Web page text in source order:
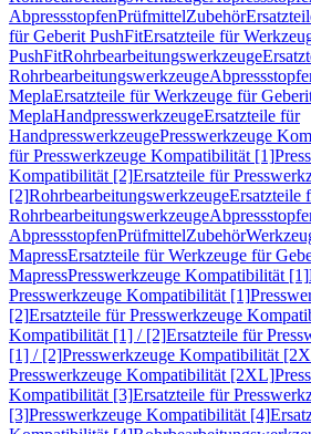
AbpressstopfenPrüfmittelZubehör
für Geberit PushFitErsatzteile für
PushFitRohrbearbeitungswerkzeuge
Rohrbearbeitungswerkzeuge
MeplaErsatzteile für Werkzeuge für
MeplaHandpresswerkzeugeErsatzteile für
HandpresswerkzeugePresswerkzeuge
für Presswerkzeuge Kompatibilität [1]
Kompatibilität [2]Ersatzteile für
[2]RohrbearbeitungswerkzeugeErsatzteile
Rohrbearbeitungswerkzeuge
AbpressstopfenPrüfmittelZubehör
MapressErsatzteile für Werkzeuge für
MapressPresswerkzeuge Kompatibilität [1]
Presswerkzeuge Kompatibilität [1]
[2]Ersatzteile für Presswerkzeuge
Kompatibilität [1] / [2]Ersatzteile für
[1] / [2]Presswerkzeuge Kompatibilität
Presswerkzeuge Kompatibilität [2XL]
Kompatibilität [3]Ersatzteile für
[3]Presswerkzeuge Kompatibilität [4]